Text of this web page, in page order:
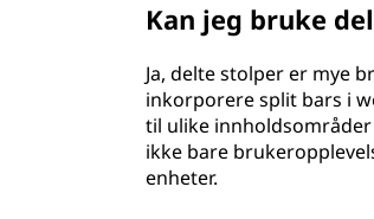
Kan jeg bruke
Ja, delte stolper er mye
inkorporere split bars i
til ulike
ikke bare
enheter.